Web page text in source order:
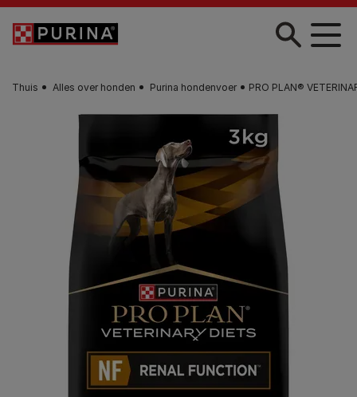
Skip to main content
Thuis Alles over honden Purina hondenvoer PRO PLAN®